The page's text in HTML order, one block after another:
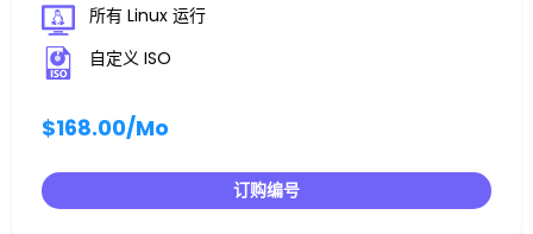
所有 Linux 运行
自定义 ISO
$168.00/Mo
订购编号